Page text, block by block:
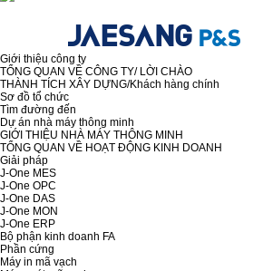
Giới thiệu công ty
TỔNG QUAN VỀ CÔNG TY/ LỜI CHÀO
THÀNH TÍCH XÂY DỰNG/Khách hàng chính
Sơ đồ tổ chức
Tìm đường đến
Dự án nhà máy thông minh
GIỚI THIỆU NHÀ MÁY THÔNG MINH
TỔNG QUAN VỀ HOẠT ĐỘNG KINH DOANH
Giải pháp
J-One MES
J-One OPC
J-One DAS
J-One MON
J-One ERP
Bộ phận kinh doanh FA
Phần cứng
Máy in mã vạch